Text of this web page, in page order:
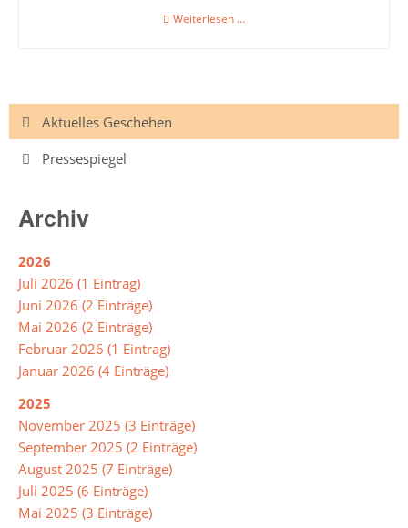
Weiterlesen …Vorlesewettbewerb
Navigation
überspringen
Aktuelles Geschehen
Pressespiegel
Archiv
2026
Juli 2026 (1 Eintrag)
Juni 2026 (2 Einträge)
Mai 2026 (2 Einträge)
Februar 2026 (1 Eintrag)
Januar 2026 (4 Einträge)
2025
November 2025 (3 Einträge)
September 2025 (2 Einträge)
August 2025 (7 Einträge)
Juli 2025 (6 Einträge)
Mai 2025 (3 Einträge)